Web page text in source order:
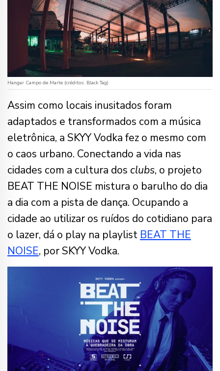
Hangar Campo de Marte (créditos: Black Tag)
Assim como locais inusitados foram
adaptados e transformados com a música
eletrônica, a SKYY Vodka fez o mesmo com
o caos urbano. Conectando a vida nas
cidades com a cultura dos clubs, o projeto
BEAT THE NOISE mistura o barulho do dia
a dia com a pista de dança. Ocupando a
cidade ao utilizar os ruídos do cotidiano para
o lazer, dá o play na playlist BEAT THE
NOISE, por SKYY Vodka.